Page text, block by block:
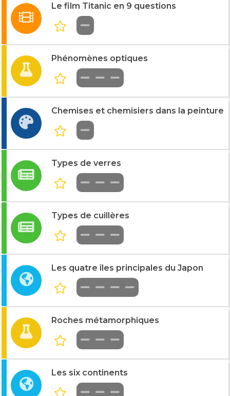
Le film Titanic en 9 questions
Phénomènes optiques
Chemises et chemisiers dans la peinture
Types de verres
Types de cuillères
Les quatre îles principales du Japon
Roches métamorphiques
Les six continents